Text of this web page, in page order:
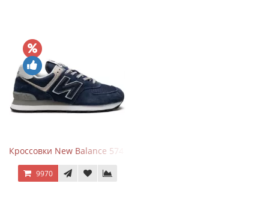
Кроссовки New Balance 574 Navy Blue Grey
9970